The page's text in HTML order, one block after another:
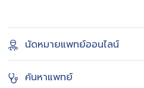
นัดหมายแพทย์ออนไลน์
ค้นหาแพทย์